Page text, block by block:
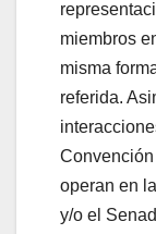
miembros
misma
referida.
operan en
y/o el